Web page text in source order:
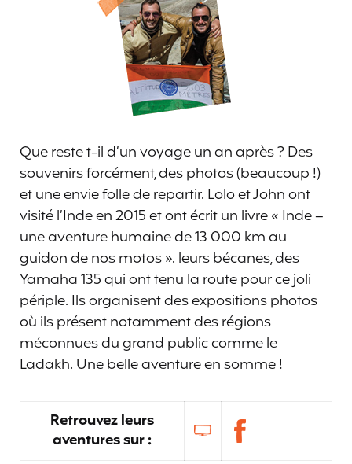
Que reste t-il d’un voyage un an après ? Des
souvenirs forcément, des photos (beaucoup !)
et une envie folle de repartir. Lolo et John ont
visité l’Inde en 2015 et ont écrit un livre « Inde –
une aventure humaine de 13 000 km au
guidon de nos motos ». leurs bécanes, des
Yamaha 135 qui ont tenu la route pour ce joli
périple. Ils organisent des expositions photos
où ils présent notamment des régions
méconnues du grand public comme le
Ladakh. Une belle aventure en somme !
Retrouvez leurs
aventures sur :